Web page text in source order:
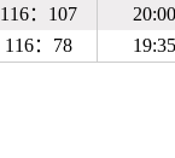
116：107
116：78